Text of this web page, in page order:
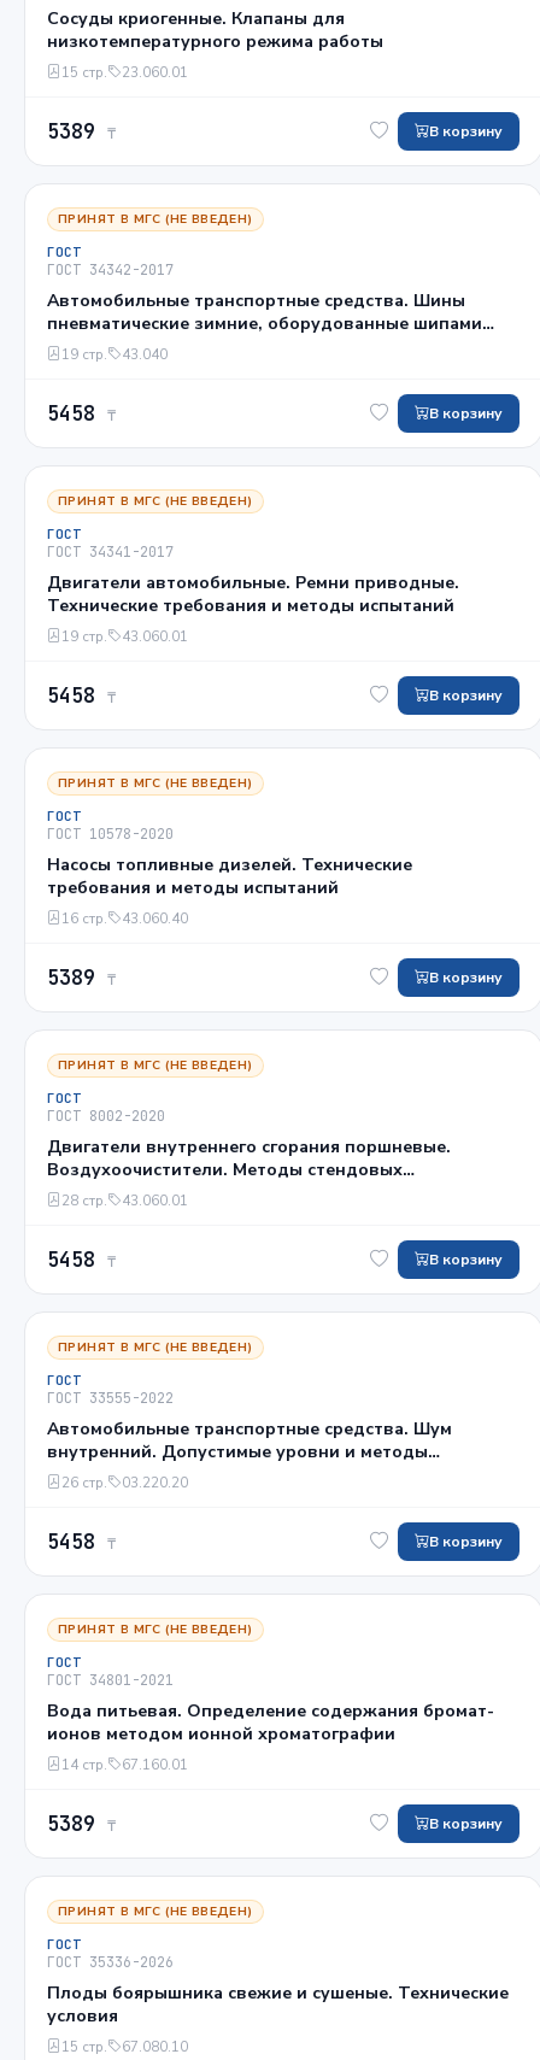
Сосуды криогенные. Клапаны для
низкотемпературного режима работы
15 стр. 23.060.01
5389 ₸ В корзину
ПРИНЯТ В МГС (НЕ ВВЕДЕН)
ГОСТ
ГОСТ 34342-2017
Автомобильные транспортные средства. Шины
пневматические зимние, оборудованные шипами
противоскольжения. Методы испытаний по
определению величины износа тестового дорожного
19 стр. 43.040
5458 ₸ В корзину
ПРИНЯТ В МГС (НЕ ВВЕДЕН)
ГОСТ
ГОСТ 34341-2017
Двигатели автомобильные. Ремни приводные.
Технические требования и методы испытаний
19 стр. 43.060.01
5458 ₸ В корзину
ПРИНЯТ В МГС (НЕ ВВЕДЕН)
ГОСТ
ГОСТ 10578-2020
Насосы топливные дизелей. Технические
требования и методы испытаний
16 стр. 43.060.40
5389 ₸ В корзину
ПРИНЯТ В МГС (НЕ ВВЕДЕН)
ГОСТ
ГОСТ 8002-2020
Двигатели внутреннего сгорания поршневые.
Воздухоочистители. Методы стендовых
безмоторных испытаний
28 стр. 43.060.01
5458 ₸ В корзину
ПРИНЯТ В МГС (НЕ ВВЕДЕН)
ГОСТ
ГОСТ 33555-2022
Автомобильные транспортные средства. Шум
внутренний. Допустимые уровни и методы
испытаний
26 стр. 03.220.20
5458 ₸ В корзину
ПРИНЯТ В МГС (НЕ ВВЕДЕН)
ГОСТ
ГОСТ 34801-2021
Вода питьевая. Определение содержания бромат-
ионов методом ионной хроматографии
14 стр. 67.160.01
5389 ₸ В корзину
ПРИНЯТ В МГС (НЕ ВВЕДЕН)
ГОСТ
ГОСТ 35336-2026
Плоды боярышника свежие и сушеные. Технические
условия
15 стр. 67.080.10